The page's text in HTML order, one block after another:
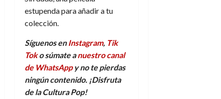
estupenda para añadir a tu
colección.
Síguenos enInstagram, Tik
Toko súmate anuestro canal
de WhatsAppy no te pierdas
ningún contenido. ¡Disfruta
de la Cultura Pop!